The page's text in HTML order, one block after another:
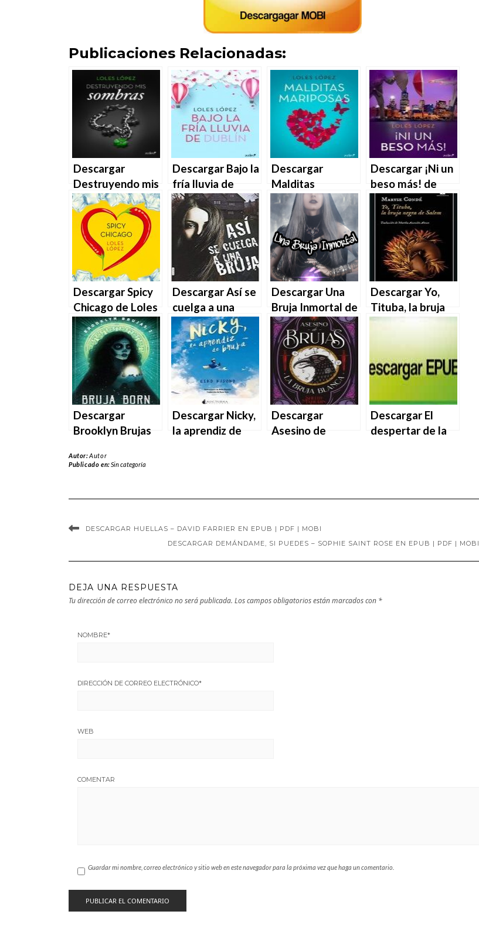
Publicaciones Relacionadas:
Descargar
Destruyendo mis
sombras – Loles
López en EPUB |
PDF | MOBI
Descargar Bajo la
fría lluvia de
Dublín de Loles
López en EPUB |
PDF | MOBI
Descargar
Malditas
mariposas de
Loles López en
EPUB | PDF |
MOBI
Descargar ¡Ni un
beso más! de
Loles López en
EPUB | PDF |
Descargar Spicy
Chicago de Loles
López en EPUB |
PDF | MOBI
Descargar Así se
cuelga a una
bruja de Adriana
Mather en EPUB |
PDF | MOBI
Descargar Una
Bruja Inmortal de
Valentina Cano
en EPUB | PDF |
MOBI
Descargar Yo,
Tituba, la bruja
negra de Salem
en EPUB | PDF |
MOBI
Descargar
Brooklyn Brujas
Zoraida Córdova
Descargar Nicky,
la aprendiz de
Descargar
Asesino de
Descargar El
despertar de la
Autor:Autor
Publicado en:Sin categoría
DESCARGAR HUELLAS – DAVID FARRIER EN EPUB | PDF | MOBI
DESCARGAR DEMÁNDAME, SI PUEDES – SOPHIE SAINT ROSE EN EPUB | PDF | MOBI
DEJA UNA RESPUESTA
Tu dirección de correo electrónico no será publicada. Los campos obligatorios están marcados con *
NOMBRE*
DIRECCIÓN DE CORREO ELECTRÓNICO*
WEB
COMENTAR
Guardar mi nombre, correo electrónico y sitio web en este navegador para la próxima vez que haga un comentario.